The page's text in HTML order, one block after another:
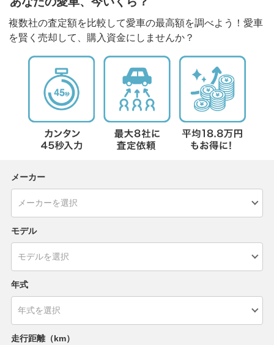
複数社の査定額を比較して愛車の最高額を調べよう！愛車
を賢く売却して、購入資金にしませんか？
メーカー
モデル
年式
走行距離（km）